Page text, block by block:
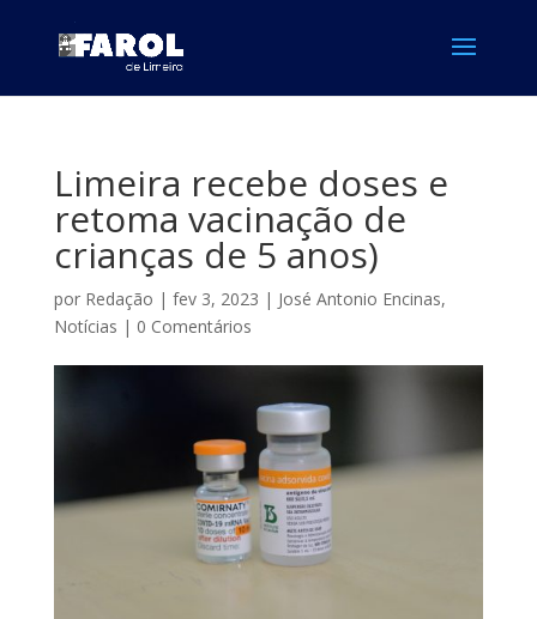
Limeira recebe doses e
retoma vacinação de
crianças de 5 anos)
por Redação | fev 3, 2023 | José Antonio Encinas,
Notícias | 0 Comentários